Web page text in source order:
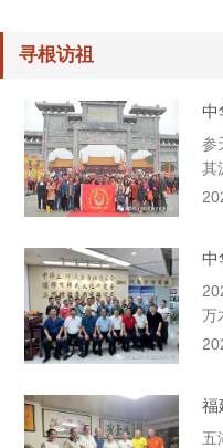
寻根访祖
参
其
万
福
五